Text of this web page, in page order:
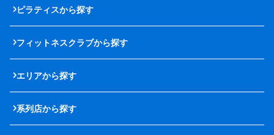
ピラティスから探す
フィットネスクラブから探す
エリアから探す
系列店から探す